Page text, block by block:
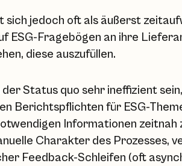
sich jedoch oft als äußerst
ESG-Fragebögen an ihre
diese auszufüllen.
der Status quo sehr ineffizient
Berichtspflichten für ESG-
Informationen zeitnah
Charakter des Prozesses,
Feedback-Schleifen (oft